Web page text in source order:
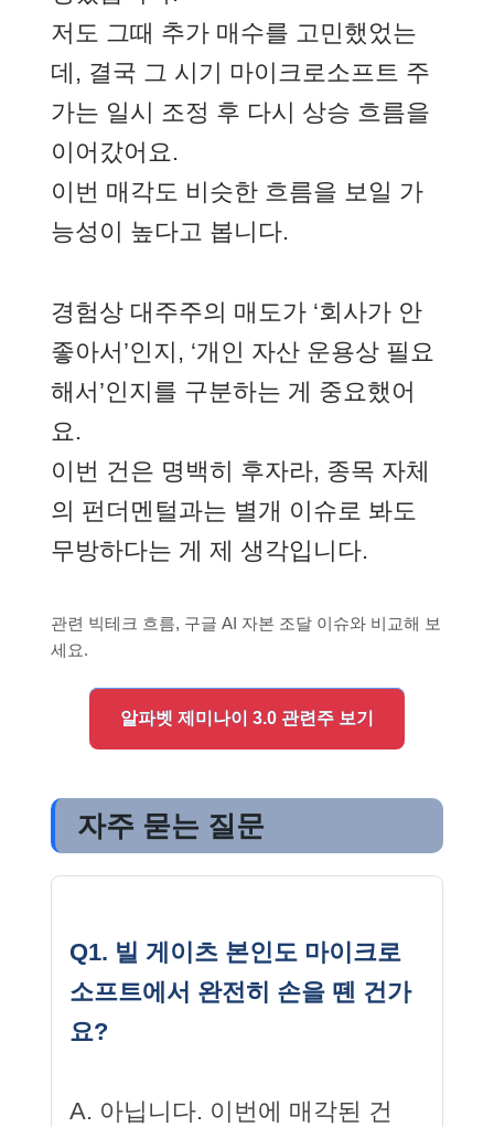
저도 그때 추가 매수를 고민했었는
데, 결국 그 시기 마이크로소프트 주
가는 일시 조정 후 다시 상승 흐름을
이어갔어요.
이번 매각도 비슷한 흐름을 보일 가
능성이 높다고 봅니다.
경험상 대주주의 매도가 ‘회사가 안
좋아서’인지, ‘개인 자산 운용상 필요
해서’인지를 구분하는 게 중요했어
요.
이번 건은 명백히 후자라, 종목 자체
의 펀더멘털과는 별개 이슈로 봐도
무방하다는 게 제 생각입니다.
관련 빅테크 흐름, 구글 AI 자본 조달 이슈와 비교해 보
세요.
알파벳 제미나이 3.0 관련주 보기
자주 묻는 질문
Q1. 빌 게이츠 본인도 마이크로
소프트에서 완전히 손을 뗀 건가
요?
A. 아닙니다. 이번에 매각된 건